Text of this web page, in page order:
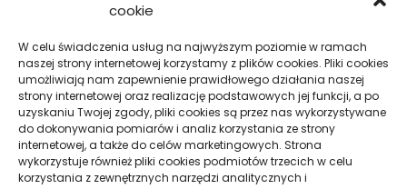
cookie
W celu świadczenia usług na najwyższym poziomie w ramach
naszej strony internetowej korzystamy z plików cookies. Pliki cookies
umożliwiają nam zapewnienie prawidłowego działania naszej
strony internetowej oraz realizację podstawowych jej funkcji, a po
uzyskaniu Twojej zgody, pliki cookies są przez nas wykorzystywane
do dokonywania pomiarów i analiz korzystania ze strony
internetowej, a także do celów marketingowych. Strona
wykorzystuje również pliki cookies podmiotów trzecich w celu
korzystania z zewnętrznych narzędzi analitycznych i
Podobne produkty
Osiedle nad Zalewem
– najnowsza
realizacja Lublin
Olej do drewna